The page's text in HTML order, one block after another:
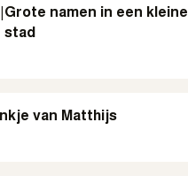
Grote namen in een kleine
stad
van Matthijs